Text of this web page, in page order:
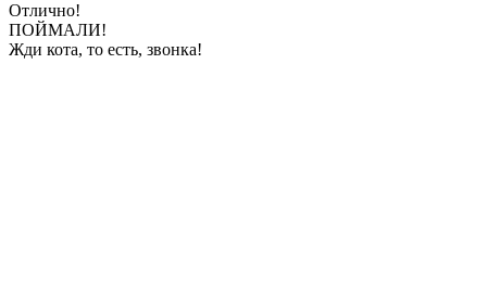
Отлично!
ПОЙМАЛИ!
Жди кота, то есть, звонка!